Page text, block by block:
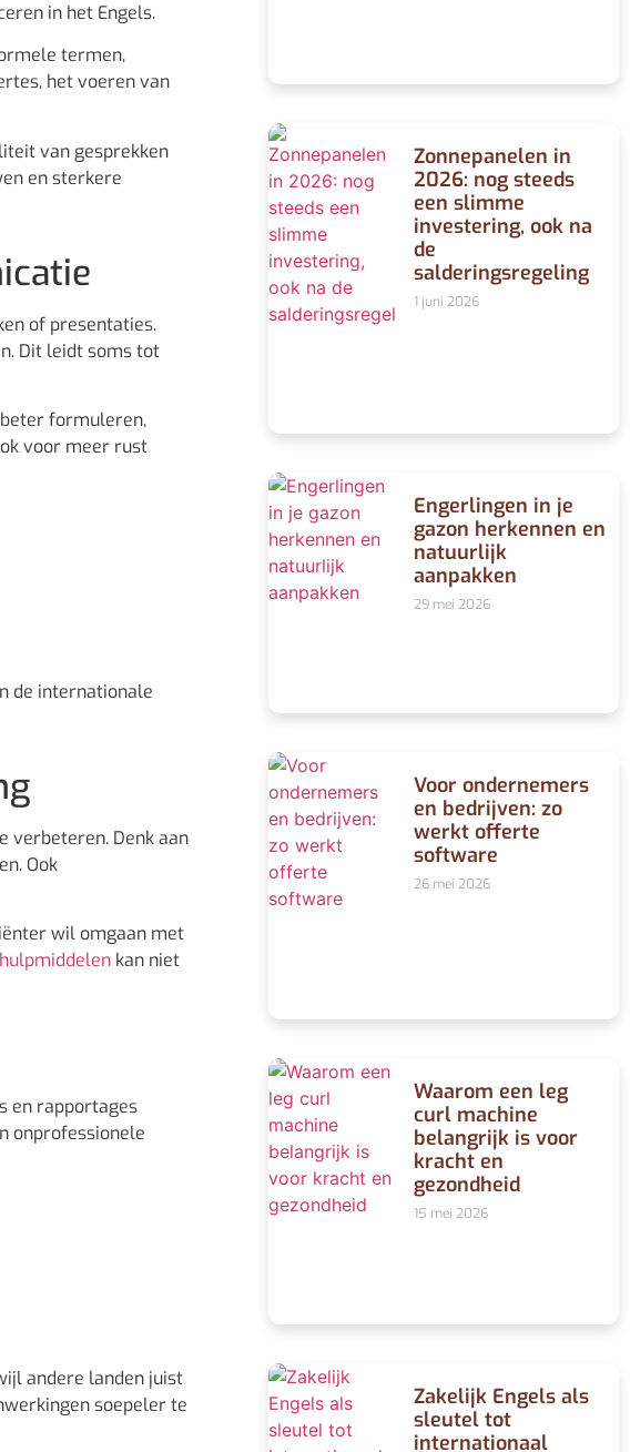
in het Engels.
termen,
het voeren van
van gesprekken
en sterkere
of presentaties.
Dit leidt soms tot
formuleren,
voor meer rust
de internationale
verbeteren. Denk aan
Ook
wil omgaan met
kan niet
en rapportages
onprofessionele
andere landen juist
soepeler te
Zonnepanelen in
2026: nog steeds
een slimme
investering, ook na
de
salderingsregeling
1 juni 2026
Engerlingen in je
gazon herkennen en
natuurlijk
aanpakken
29 mei 2026
Voor ondernemers
en bedrijven: zo
werkt offerte
software
26 mei 2026
Waarom een leg
curl machine
belangrijk is voor
kracht en
gezondheid
15 mei 2026
Zakelijk Engels als
sleutel tot
internationaal